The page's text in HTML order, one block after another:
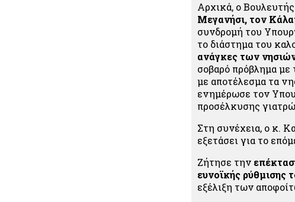
Αρχικά, ο
Μεγανήσι, τον
συνδρομή του
το διάστημα του
ανάγκες των
σοβαρό πρόβλημα με
με αποτέλεσμα τα
ενημέρωσε τον
προσέλκυσης
Στη συνέχεια, ο κ.
εξετάσει για το
Ζήτησε την
ευνοϊκής ρύθμισης
εξέλιξη των